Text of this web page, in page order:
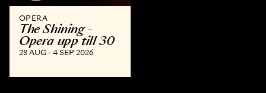
OPERA
The Shining -
Opera upp till 30
28 AUG - 4 SEP 2026